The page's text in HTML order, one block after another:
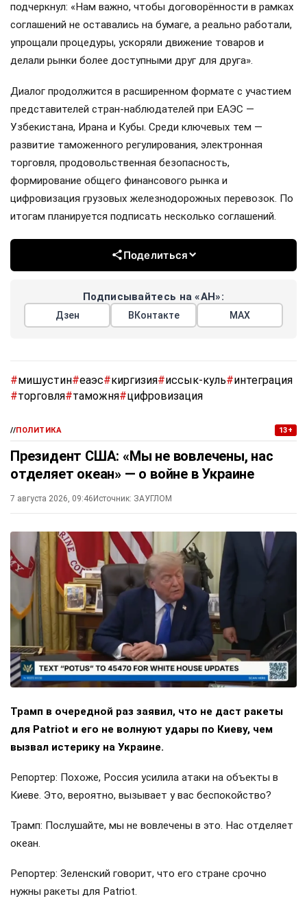
подчеркнул: «Нам важно, чтобы договорённости в рамках
соглашений не оставались на бумаге, а реально работали,
упрощали процедуры, ускоряли движение товаров и
делали рынки более доступными друг для друга».
Диалог продолжится в расширенном формате с участием
представителей стран-наблюдателей при ЕАЭС —
Узбекистана, Ирана и Кубы. Среди ключевых тем —
развитие таможенного регулирования, электронная
торговля, продовольственная безопасность,
формирование общего финансового рынка и
цифровизация грузовых железнодорожных перевозок. По
итогам планируется подписать несколько соглашений.
Поделиться
Подписывайтесь на «АН»:
Дзен ВКонтакте МАХ
#мишустин#еаэс#киргизия#иссык-куль#интеграция
#торговля#таможня#цифровизация
//ПОЛИТИКА 13+
Президент США: «Мы не вовлечены, нас
отделяет океан» — о войне в Украине
7 августа 2026, 09:46Источник: ЗАУГЛОМ
Трамп в очередной раз заявил, что не даст ракеты
для Patriot и его не волнуют удары по Киеву, чем
вызвал истерику на Украине.
Репортер: Похоже, Россия усилила атаки на объекты в
Киеве. Это, вероятно, вызывает у вас беспокойство?
Трамп: Послушайте, мы не вовлечены в это. Нас отделяет
океан.
Репортер: Зеленский говорит, что его стране срочно
нужны ракеты для Patriot.